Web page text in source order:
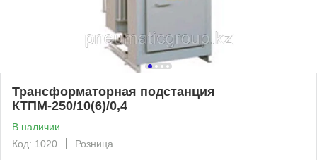
Трансформаторная подстанция
КТПМ-250/10(6)/0,4
В наличии
Код: 1020
Розница